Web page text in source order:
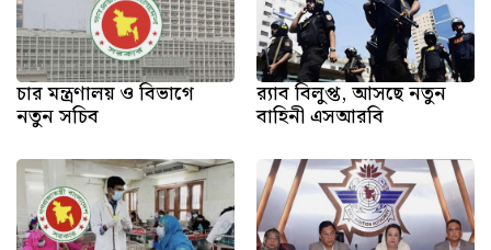
চার মন্ত্রণালয় ও বিভাগে
নতুন সচিব
র‍্যাব বিলুপ্ত, আসছে নতুন
বাহিনী এসআরবি